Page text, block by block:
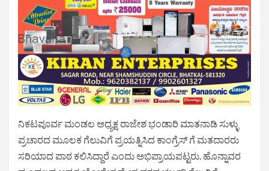
ನಿಕಟಪೂರ್ವ ಮಂಡಲ ಅಧ್ಯಕ್ಷ ರಾಜೇಶ ಭಂಡಾರಿ ಮಾತನಾಡಿ ಸುಳ್ಳು
ಪ್ರಚಾರದ ಮೂಲಕ ಗೆಲುವಿಗೆ ಪ್ರಯತ್ನಿಸಿದ ಕಾಂಗ್ರೆಸ್ ಗೆ ಮತದಾರರು
ಸರಿಯಾದ ಪಾಠ ಕಲಿಸಿದ್ದಾರೆ ಎಂದು ಅಭಿಪ್ರಾಯಪಟ್ಟರು. ಹೊನ್ನಾವರ